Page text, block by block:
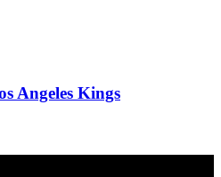
Angeles Kings